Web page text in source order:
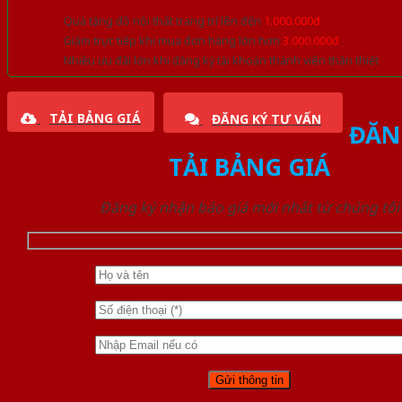
Quà tặng đồ nội thất trang trí lên đến 1.000.000đ
Giảm trực tiếp khi mua đơn hàng lớn hơn 3.000.000đ
Nhiều ưu đãi lớn khi đăng ký tài khoản thành viên thân thiết
TẢI BẢNG GIÁ ĐĂNG KÝ TƯ VẤN
TẢI BẢNG GIÁ
Đăng ký nhận báo giá mới nhất từ chúng tôi